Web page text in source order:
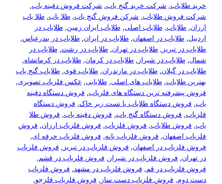
خرید طلایاب, شرکت خرید گنج یاب, شرکت فروش دفینه یاب,
شرکت فروش طلایاب, شرکن فروش گنج یاب, طلا یاب, طلا یاب
ارزان , طلایاب, طلایاب اصلی, طلایاب ایران زمین, طلایاب در
اردبیل, طلایاب در اصفهان, طلایاب در ایران , طلایاب در بندرعباس,
طلایاب در تبریز , طلایاب در تهران , طلایاب در رشت, طلایاب در
شمال, طلایاب در شیراز, طلایاب در کرمان, طلایاب در کرمانشاه,
طلایاب در گیلان, طلایاب در مازندران , طلایاب قوی, طلایاب گنج یاب
بهترین طلایاب, طلایاب های اصلی, طلایابی, عکس فلزیاب تصویری,
فروش پیشرفته ترین دستگاه های فلزیاب, فروش دستگاه دفینه
یاب, فروش دستگاه طلایاب با تست زیر خاک, فروش دستگاه
فلزیاب, فروش دستگاه گنج یاب, فروش دفینه یاب, فروش طلا
یاب, فروش طلایاب, فروش فلزیاب, فروش فلزیاب ارزان , فروش
فلزیاب اصفهان, فروش فلزیاب بانه, فروش فلزیاب حرفه ای ,
فروش فلزیاب در اصفهان, فروش فلزیاب در تبریز , فروش فلزیاب
در تهران , فروش فلزیاب در شیراز, فروش فلزیاب در قشم,
فروش فلزیاب در قم , فروش فلزیاب در مشهد, فروش فلزیاب
دست دوم, فروش فلزیاب دست ساز, فروش فلزیاب فلزجو ,